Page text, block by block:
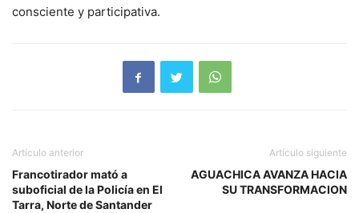
consciente y participativa.
Artículo anterior
Francotirador mató a
suboficial de la Policía en El
Tarra, Norte de Santander
Artículo siguiente
AGUACHICA AVANZA HACIA
SU TRANSFORMACION